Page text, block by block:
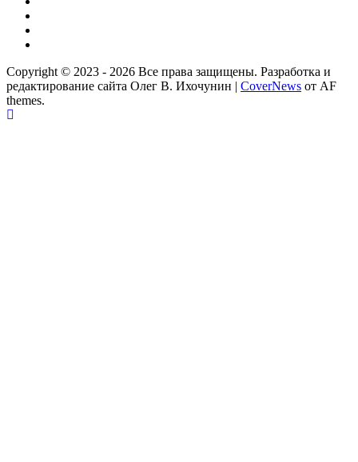
Copyright © 2023 - 2026 Все права защищены. Разработка и
редактирование сайта Олег В. Ихочунин | CoverNews от AF
themes.